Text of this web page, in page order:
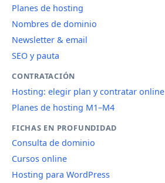
Planes de hosting
Nombres de dominio
Newsletter & email
SEO y pauta
CONTRATACIÓN
Hosting: elegir plan y contratar online
Planes de hosting M1–M4
FICHAS EN PROFUNDIDAD
Consulta de dominio
Cursos online
Hosting para WordPress